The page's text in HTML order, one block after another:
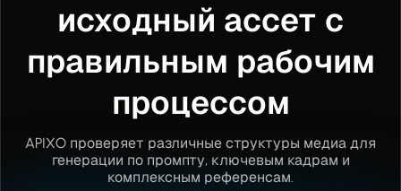
исходный ассет с
правильным рабочим
процессом
APIXO проверяет различные структуры медиа для
генерации по промпту, ключевым кадрам и
комплексным референсам.